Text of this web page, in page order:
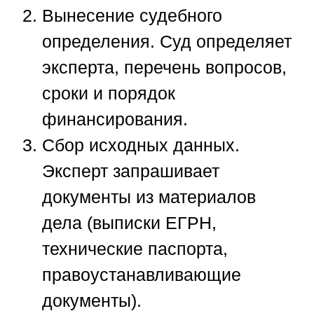
Вынесение судебного
определения. Суд определяет
эксперта, перечень вопросов,
сроки и порядок
финансирования.
Сбор исходных данных.
Эксперт запрашивает
документы из материалов
дела (выписки ЕГРН,
технические паспорта,
правоустанавливающие
документы).